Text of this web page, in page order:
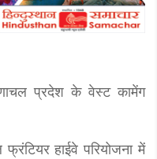
प्रदेश के वेस्ट कामेंग
हाईवे परियोजना में